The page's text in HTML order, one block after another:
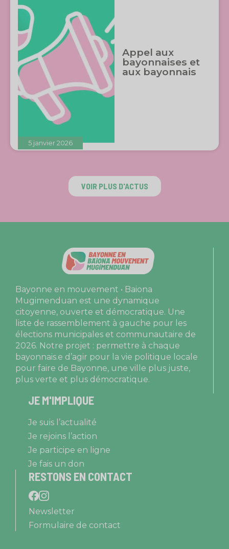
5 janvier 2026
Appel aux
bayonnaises et
aux bayonnais
VOIR PLUS D'ACTUS
Bayonne en mouvement • Baiona
Mugimenduan est une dynamique
citoyenne, ouverte et démocratique. Une
liste de rassemblement à gauche pour les
élections municipales et communautaire de
2026. Notre projet : permettre à chaque
bayonnais.e d’agir pour la vie politique locale
pour faire de Bayonne, une ville plus juste,
plus verte et plus démocratique.
JE M'IMPLIQUE
Je suis l’actualité
Je rejoins l’action
Je participe en ligne
Je fais un don
RESTONS EN CONTACT
Newsletter
Formulaire de contact